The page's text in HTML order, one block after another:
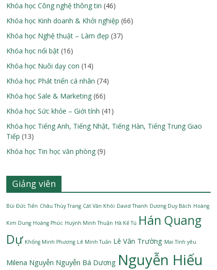
Khóa học Công nghệ thông tin (46)
Khóa học Kinh doanh & Khởi nghiệp (66)
Khóa học Nghệ thuật – Làm đẹp (37)
Khóa học nổi bật (16)
Khóa học Nuôi dạy con (14)
Khóa học Phát triển cá nhân (74)
Khóa học Sale & Marketing (66)
Khóa học Sức khỏe – Giới tính (41)
Khóa học Tiếng Anh, Tiếng Nhật, Tiếng Hàn, Tiếng Trung Giao
Tiếp (13)
Khóa học Tin học văn phòng (9)
Giảng viên
Bùi Đức Tiến Châu Thùy Trang Cát Văn Khôi David Thanh Dương Duy Bách Hoàng
Kim Dung Hoàng Phúc Huỳnh Minh Thuận Hà Kế Tú Hán Quang
Dự Khổng Minh Phương Lê Minh Tuấn Lê Văn Trường Mai Tình yêu
Milena Nguyễn Nguyễn Bá Dương Nguyễn Hiếu